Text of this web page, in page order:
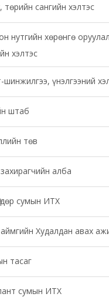
төрийн сангийн хэлтэс
нутгийн хөрөнгө
хэлтэс
шинжилгээ, үнэлгээний
штаб
төв
алба
сумын ИТХ
Худалдан авах
тасаг
сумын ИТХ